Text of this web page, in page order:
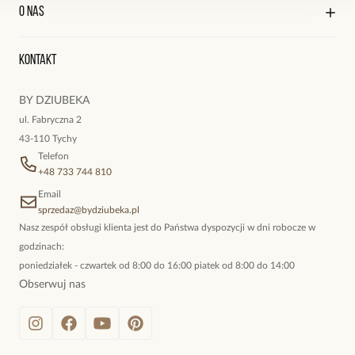
Zobacz inne produkty z kolekcji Twinkle
Reklamacje i zwroty
Edycja profilu
O nas
Oryginalne naszyjniki, topowe bransoletki, okazałe kolczyki,
Kontakt
BY DZIUBEKA
ul. Fabryczna 2
43-110 Tychy
Telefon
+48 733 744 810
Email
sprzedaz@bydziubeka.pl
Nasz zespół obsługi klienta jest do Państwa dyspozycji w dni robocze w
godzinach:
poniedziałek - czwartek od 8:00 do 16:00 piatek od 8:00 do 14:00
Obserwuj nas